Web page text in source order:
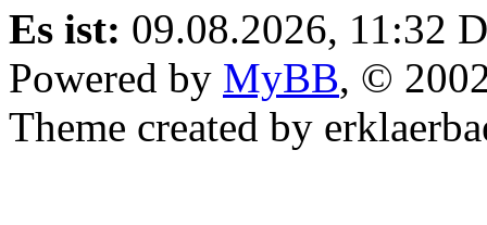
Es ist: 09.08.2026, 11:32
Powered by MyBB, ©
Theme created by